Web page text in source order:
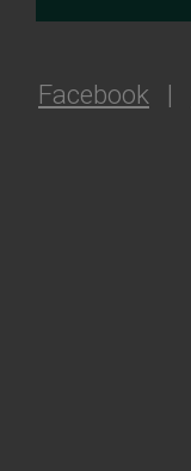
Facebook |